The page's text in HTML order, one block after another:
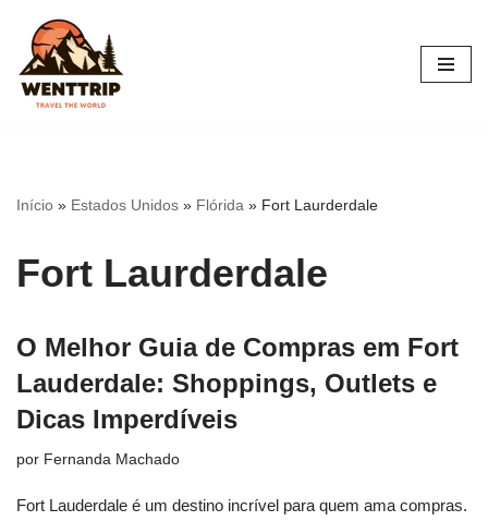
Pular
para
Início » Estados Unidos » Flórida » Fort Laurderdale
Fort Laurderdale
O Melhor Guia de Compras em Fort
Lauderdale: Shoppings, Outlets e
Dicas Imperdíveis
por Fernanda Machado
Fort Lauderdale é um destino incrível para quem ama compras.